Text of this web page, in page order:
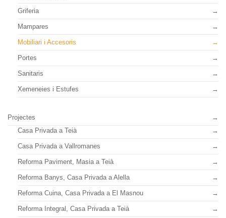
Griferia
Mampares
Mobiliari i Accesoris
Portes
Sanitaris
Xemeneies i Estufes
Projectes
Casa Privada a Teià
Casa Privada a Vallromanes
Reforma Paviment, Masia a Teià
Reforma Banys, Casa Privada a Alella
Reforma Cuina, Casa Privada a El Masnou
Reforma Integral, Casa Privada a Teià